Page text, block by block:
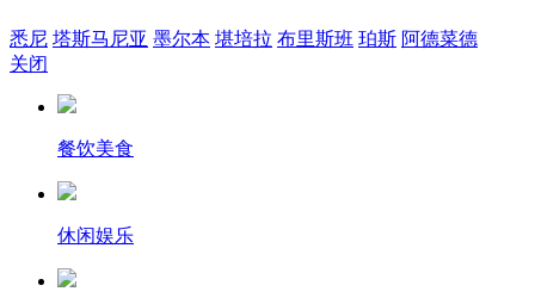
悉尼 塔斯马尼亚 墨尔本 堪培拉 布里斯班 珀斯 阿德菜德
关闭
餐饮美食
休闲娱乐